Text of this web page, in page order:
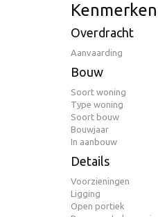
Kenmerken
Overdracht
Aanvaarding
Bouw
Soort woning
Type woning
Soort bouw
Bouwjaar
In aanbouw
Details
Voorzieningen
Ligging
Open portiek